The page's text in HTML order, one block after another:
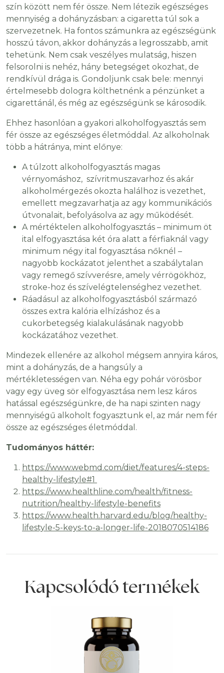
szín között nem fér össze. Nem létezik egészséges
mennyiség a dohányzásban: a cigaretta túl sok a
szervezetnek. Ha fontos számunkra az egészségünk
hosszú távon, akkor dohányzás a legrosszabb, amit
tehetünk. Nem csak veszélyes mulatság, hiszen
felsorolni is nehéz, hány betegséget okozhat, de
rendkívül drága is. Gondoljunk csak bele: mennyi
értelmesebb dologra költhetnénk a pénzünket a
cigarettánál, és még az egészségünk se károsodik.
Ehhez hasonlóan a gyakori alkoholfogyasztás sem
fér össze az egészséges életmóddal. Az alkoholnak
több a hátránya, mint előnye:
A túlzott alkoholfogyasztás magas
vérnyomáshoz, szívritmuszavarhoz és akár
alkoholmérgezés okozta halálhoz is vezethet,
emellett megzavarhatja az agy kommunikációs
útvonalait, befolyásolva az agy működését.
A mértéktelen alkoholfogyasztás – minimum öt
ital elfogyasztása két óra alatt a férfiaknál vagy
minimum négy ital fogyasztása nőknél –
nagyobb kockázatot jelenthet a szabálytalan
vagy remegő szívverésre, amely vérrögökhöz,
stroke-hoz és szívelégtelenséghez vezethet.
Ráadásul az alkoholfogyasztásból származó
összes extra kalória elhízáshoz és a
cukorbetegség kialakulásának nagyobb
kockázatához vezethet.
Mindezek ellenére az alkohol mégsem annyira káros,
mint a dohányzás, de a hangsúly a
mértékletességen van. Néha egy pohár vörösbor
vagy egy üveg sör elfogyasztása nem lesz káros
hatással egészségünkre, de ha napi szinten nagy
mennyiségű alkoholt fogyasztunk el, az már nem fér
össze az egészséges életmóddal.
Tudományos háttér:
https://www.webmd.com/diet/features/4-steps-
healthy-lifestyle#1
https://www.healthline.com/health/fitness-
nutrition/healthy-lifestyle-benefits
https://www.health.harvard.edu/blog/healthy-
lifestyle-5-keys-to-a-longer-life-2018070514186
Kapcsolódó termékek